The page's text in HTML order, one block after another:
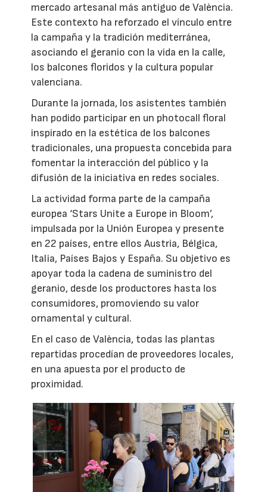
mercado artesanal más antiguo de València.
Este contexto ha reforzado el vínculo entre
la campaña y la tradición mediterránea,
asociando el geranio con la vida en la calle,
los balcones floridos y la cultura popular
valenciana.
Durante la jornada, los asistentes también
han podido participar en un photocall floral
inspirado en la estética de los balcones
tradicionales, una propuesta concebida para
fomentar la interacción del público y la
difusión de la iniciativa en redes sociales.
La actividad forma parte de la campaña
europea ‘Stars Unite a Europe in Bloom’,
impulsada por la Unión Europea y presente
en 22 países, entre ellos Austria, Bélgica,
Italia, Países Bajos y España. Su objetivo es
apoyar toda la cadena de suministro del
geranio, desde los productores hasta los
consumidores, promoviendo su valor
ornamental y cultural.
En el caso de València, todas las plantas
repartidas procedían de proveedores locales,
en una apuesta por el producto de
proximidad.